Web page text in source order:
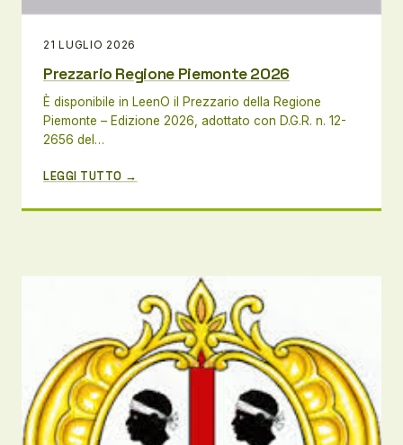
21 LUGLIO 2026
Prezzario Regione Piemonte 2026
È disponibile in LeenO il Prezzario della Regione
Piemonte – Edizione 2026, adottato con D.G.R. n. 12-
2656 del…
LEGGI TUTTO →